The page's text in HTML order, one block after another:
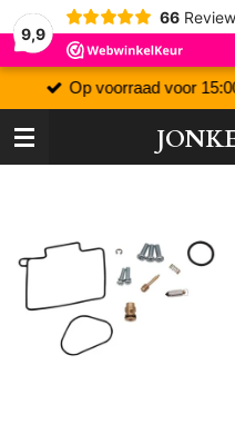
9,9
66
Op voorraad voor